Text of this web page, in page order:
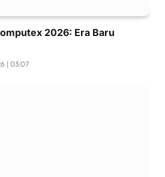
2026: Era Baru
| 03:07